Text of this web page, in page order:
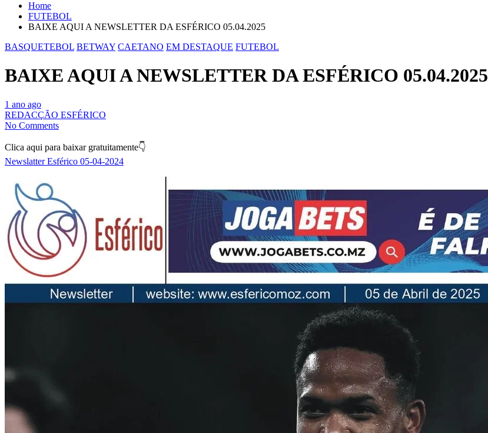
Home
FUTEBOL
BAIXE AQUI A NEWSLETTER DA ESFÉRICO 05.04.2025
BASQUETEBOL BETWAY CAETANO EM DESTAQUE FUTEBOL
BAIXE AQUI A NEWSLETTER DA ESFÉRICO 05.04.2025
1 ano ago
REDACÇÃO ESFÉRICO
No Comments
Clica aqui para baixar gratuitamente👇
Newslatter Esférico 05-04-2024